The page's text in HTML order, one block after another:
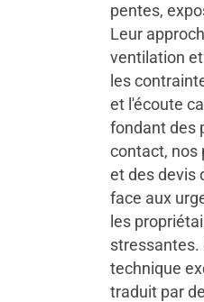
pentes,
Leur
ventilation
les
et l'écoute
fondant des
contact, nos
et des devis
face aux
les
stressantes.
technique
traduit par